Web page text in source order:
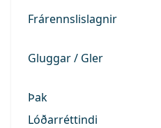
Frárennslislagnir
Gluggar / Gler
Þak
Lóðarréttindi